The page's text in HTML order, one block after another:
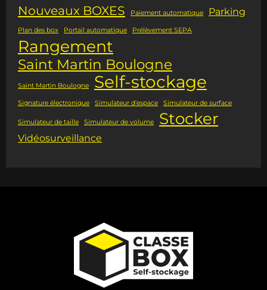
Nouveaux BOXES Paiement automatique Parking
Plan des box Portail automatique Prélèvement SEPA
Rangement
Saint Martin Boulogne
Saint Martin Boulogne Self-stockage
Signature électronique Simulateur d'espace Simulateur de surface
Simulateur de taille Simulateur de volume Stocker
Vidéosurveillance